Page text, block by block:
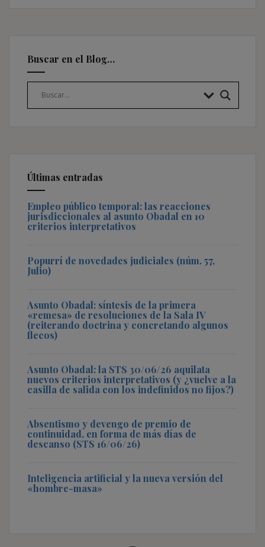
Buscar en el Blog…
Últimas entradas
Empleo público temporal: las reacciones
jurisdiccionales al asunto Obadal en 10
criterios interpretativos
Popurrí de novedades judiciales (núm. 57,
Julio)
Asunto Obadal: síntesis de la primera
«remesa» de resoluciones de la Sala IV
(reiterando doctrina y concretando algunos
flecos)
Asunto Obadal: la STS 30/06/26 aquilata
nuevos criterios interpretativos (y ¿vuelve a la
casilla de salida con los indefinidos no fijos?)
Absentismo y devengo de premio de
continuidad, en forma de más días de
descanso (STS 16/06/26)
Inteligencia artificial y la nueva versión del
«hombre-masa»